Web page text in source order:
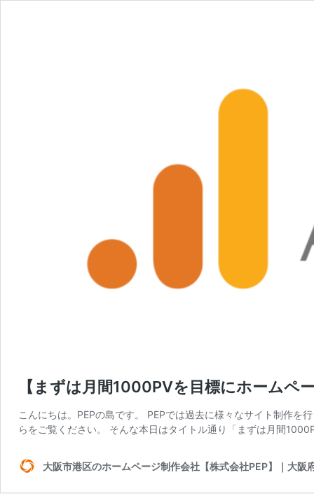
【まずは月間1000PVを目標にホームペ
こんにちは。PEPの島です。 PEPでは過去に様々なサイト制作を
らをご覧ください。 そんな本日はタイトル通り「まずは月間
大阪市港区のホームページ制作会社【株式会社PEP】｜大阪